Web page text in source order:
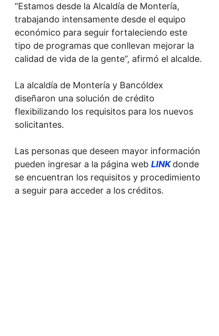
“Estamos desde la Alcaldía de Montería,
trabajando intensamente desde el equipo
económico para seguir fortaleciendo este
tipo de programas que conllevan mejorar la
calidad de vida de la gente”, afirmó el alcalde.
La alcaldía de Montería y Bancóldex
diseñaron una solución de crédito
flexibilizando los requisitos para los nuevos
solicitantes.
Las personas que deseen mayor información
pueden ingresar a la página web LINK donde
se encuentran los requisitos y procedimiento
a seguir para acceder a los créditos.